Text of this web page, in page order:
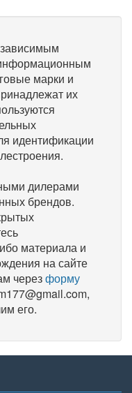
марки и
их
идентификации
дилерами
брендов.
материала и
на сайте
черезформу
его.